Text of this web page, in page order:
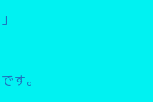
す。